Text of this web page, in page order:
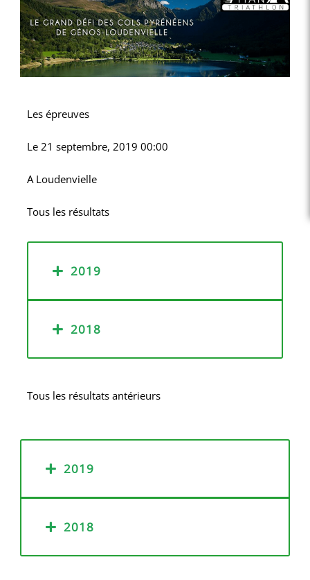
Les épreuves
Le 21 septembre, 2019 00:00
A Loudenvielle
Tous les résultats
2019
2018
Tous les résultats antérieurs
2019
2018